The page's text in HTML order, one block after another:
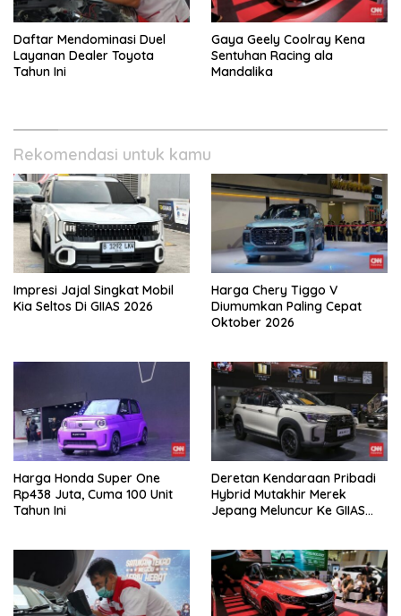
Daftar Mendominasi Duel
Layanan Dealer Toyota
Tahun Ini
Gaya Geely Coolray Kena
Sentuhan Racing ala
Mandalika
Rekomendasi untuk kamu
Impresi Jajal Singkat Mobil
Kia Seltos Di GIIAS 2026
Harga Chery Tiggo V
Diumumkan Paling Cepat
Oktober 2026
Harga Honda Super One
Rp438 Juta, Cuma 100 Unit
Tahun Ini
Deretan Kendaraan Pribadi
Hybrid Mutakhir Merek
Jepang Meluncur Ke GIIAS